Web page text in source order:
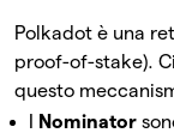
Polkadot è una
proof-of-stake).
questo
Nominator